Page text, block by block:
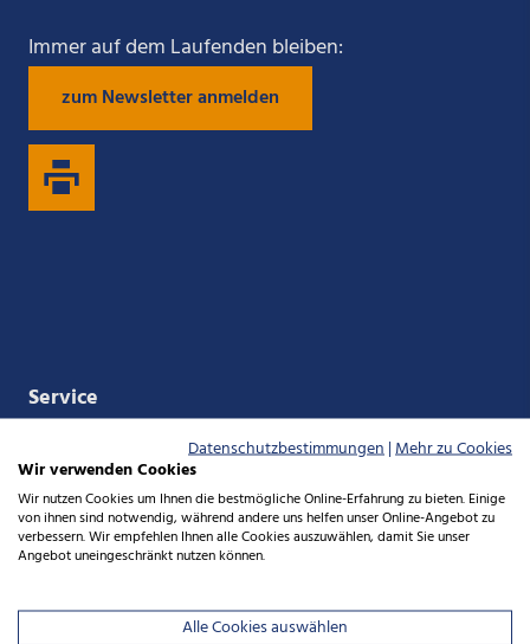
Sie
uns
auf
Sie
uns
Sie
uns
Sie
Immer auf dem Laufenden bleiben:
zum Newsletter anmelden
Service
Service­versprechen
Downloadcenter
Lob und Beschwerde: Ihre Meinung zählt
Die NBank
Datenschutzbestimmungen|Mehr zu Cookies
Wir verwenden Cookies
Wir nutzen Cookies um Ihnen die bestmögliche Online-Erfahrung zu bieten. Einige
von ihnen sind notwendig, während andere uns helfen unser Online-Angebot zu
verbessern. Wir empfehlen Ihnen alle Cookies auszuwählen, damit Sie unser
Angebot uneingeschränkt nutzen können.
Alle Cookies auswählen